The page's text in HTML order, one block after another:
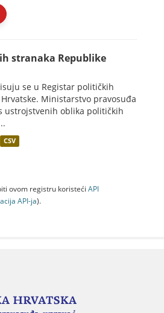
stranaka Republike
se u Registar političkih
Ministarstvo pravosuđa
ustrojstvenih oblika političkih
CSV
ovom registru koristeći API
API-jа).